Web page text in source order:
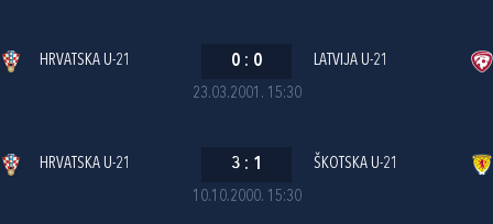
23.03.2001. 15:30
HRVATSKA U-21 0 : 0 LATVIJA U-21
10.10.2000. 15:30
HRVATSKA U-21 3 : 1 ŠKOTSKA U-21